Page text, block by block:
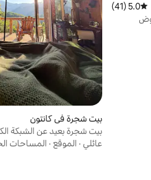
متوسط التقييم 5.0 من 5، 41 مراجعات
5.0 (41)
بيت شجرة في كانتون
بيت شجرة بعيد عن الشبكة
في مزرعة بقر هايلاند بمساحة 23
عائلي · الموقع · المساحات